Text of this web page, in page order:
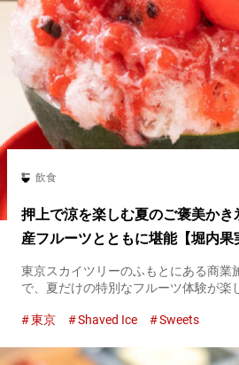
飲食
押上で涼を楽しむ夏のご褒美か
産フルーツとともに堪能【堀内果
東京スカイツリーのふもとにある商業
で、夏だけの特別なフルーツ体験が楽
『堀内果実園』の東京ソラマチ店では
東京 Shaved Ice Sweets